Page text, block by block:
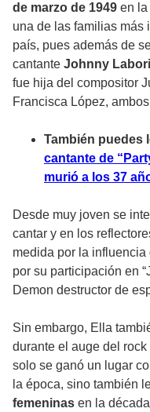
de marzo de 1949 en la
una de las familias más
país, pues además de
cantante Johnny
fue hija del compositor
Francisca López,
También puedes
cantante de
murió a los 37
Desde muy joven se
cantar y en los
medida por la
por su participación en
Demon destructor de
Sin embargo, Ella
durante el auge del
solo se ganó un lugar
la época, sino también
femeninas en la